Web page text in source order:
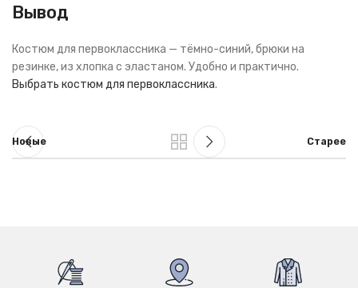
Вывод
Костюм для первоклассника — тёмно-синий, брюки на
резинке, из хлопка с эластаном. Удобно и практично.
Выбрать костюм для первоклассника.
Новые Старее